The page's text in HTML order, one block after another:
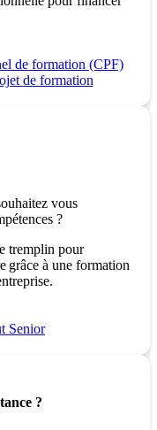
de formation (CPF)
de formation
vous
?
tremplin pour
grâce à une formation
Senior
?